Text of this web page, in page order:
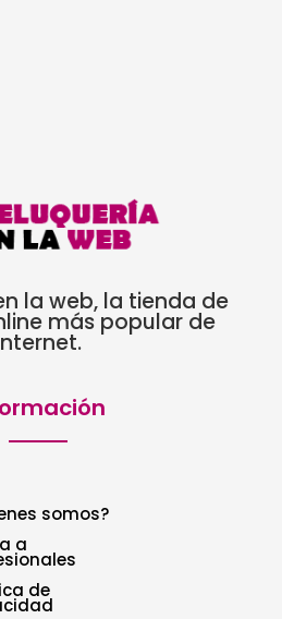
la web, la tienda de
más popular de
somos?
a
de